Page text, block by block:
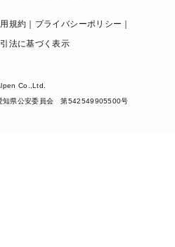
規約
プライバシーポリシー
法に基づく表示
Co.,Ltd.
知県公安委員会 第542549905500号